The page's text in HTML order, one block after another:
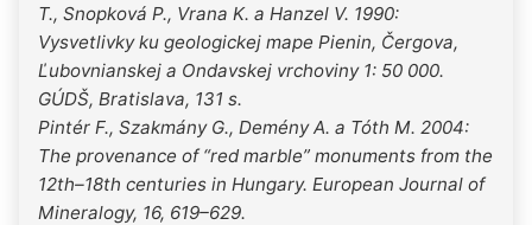
T., Snopková P., Vrana K. a Hanzel V. 1990:
Vysvetlivky ku geologickej mape Pienin, Čergova,
Ľubovnianskej a Ondavskej vrchoviny 1: 50 000.
GÚDŠ, Bratislava, 131 s.
Pintér F., Szakmány G., Demény A. a Tóth M. 2004:
The provenance of “red marble” monuments from the
12th–18th centuries in Hungary. European Journal of
Mineralogy, 16, 619–629.